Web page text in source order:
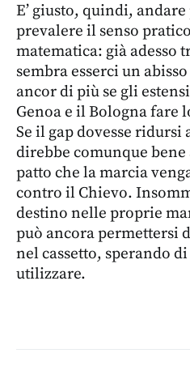
E’ giusto, quindi,
prevalere il senso
matematica: già adesso
sembra esserci un
ancor di più se gli
Genoa e il Bologna fare
Se il gap dovesse
direbbe comunque
patto che la marcia
contro il Chievo.
destino nelle proprie
può ancora permettersi
nel cassetto, sperando
utilizzare.